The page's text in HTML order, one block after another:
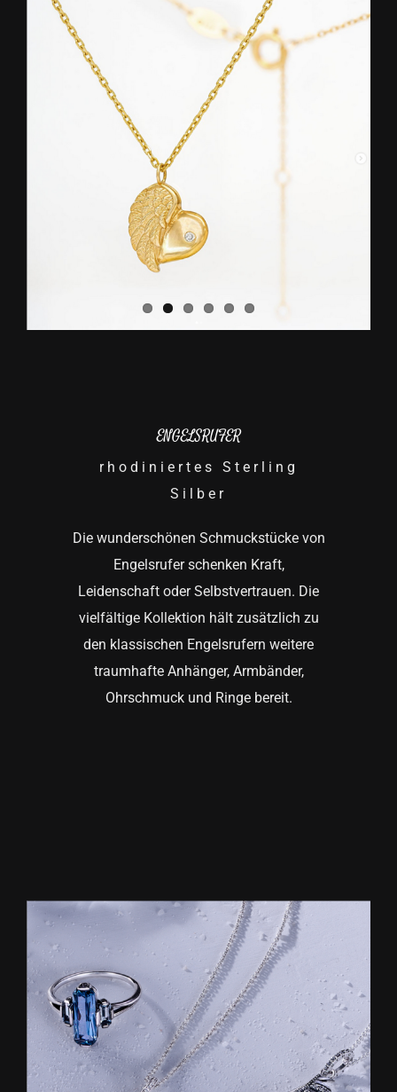
ENGELSRUFER
rhodiniertes Sterling
Silber
Die wunderschönen Schmuckstücke von
Engelsrufer schenken Kraft,
Leidenschaft oder Selbstvertrauen. Die
vielfältige Kollektion hält zusätzlich zu
den klassischen Engelsrufern weitere
traumhafte Anhänger, Armbänder,
Ohrschmuck und Ringe bereit.